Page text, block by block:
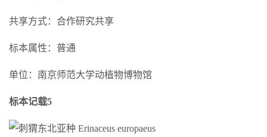
共享方式：合作研究共享
标本属性：普通
单位：南京师范大学动植物博物馆
标本记载5